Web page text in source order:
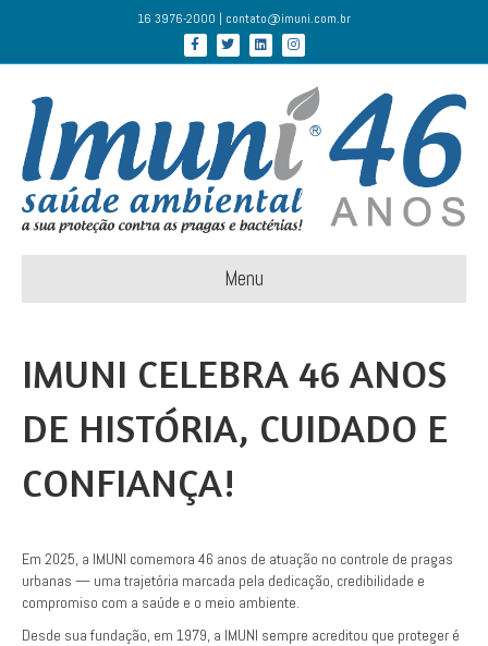
16 3976-2000 | contato@imuni.com.br
FacebookTwitterLinkedinInstagram
Menu
IMUNI CELEBRA 46 ANOS
DE HISTÓRIA, CUIDADO E
CONFIANÇA!
Em 2025, a IMUNI comemora 46 anos de atuação no controle de pragas
urbanas — uma trajetória marcada pela dedicação, credibilidade e
compromiso com a saúde e o meio ambiente.
Desde sua fundação, em 1979, a IMUNI sempre acreditou que proteger é